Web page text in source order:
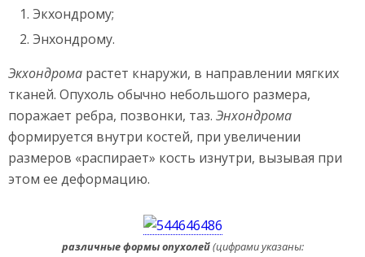
Экхондрому;
Энхондрому.
Экхондрома растет кнаружи, в направлении мягких
тканей. Опухоль обычно небольшого размера,
поражает ребра, позвонки, таз. Энхондрома
формируется внутри костей, при увеличении
размеров «распирает» кость изнутри, вызывая при
этом ее деформацию.
различные формы опухолей(цифрами указаны: